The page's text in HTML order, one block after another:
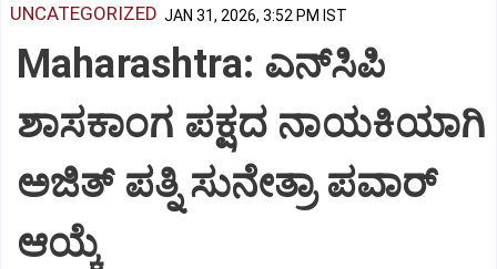
UNCATEGORIZED JAN 31, 2026, 3:52 PM IST
Maharashtra: ಎನ್‌ಸಿಪಿ
ಶಾಸಕಾಂಗ ಪಕ್ಷದ ನಾಯಕಿಯಾಗಿ
ಅಜಿತ್‌ ಪತ್ನಿ ಸುನೇತ್ರಾ ಪವಾರ್‌
ಆಯ್ಕೆ